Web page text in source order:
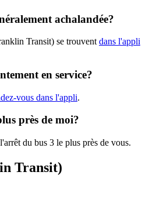
achalandée?
Transit) se trouvent dans l'appli
en service?
vous dans l'appli.
près de moi?
du bus 3 le plus près de vous.
Transit)